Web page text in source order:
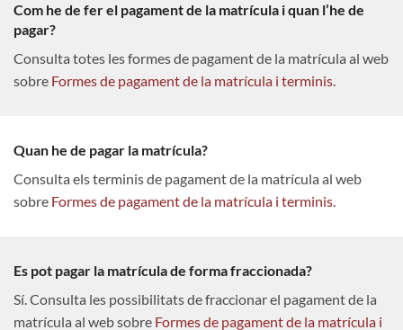
Com he de fer el pagament de la matrícula i quan l’he de
pagar?
Consulta totes les formes de pagament de la matrícula al web
sobre Formes de pagament de la matrícula i terminis.
Quan he de pagar la matrícula?
Consulta els terminis de pagament de la matrícula al web
sobre Formes de pagament de la matrícula i terminis.
Es pot pagar la matrícula de forma fraccionada?
Sí. Consulta les possibilitats de fraccionar el pagament de la
matrícula al web sobre Formes de pagament de la matrícula i